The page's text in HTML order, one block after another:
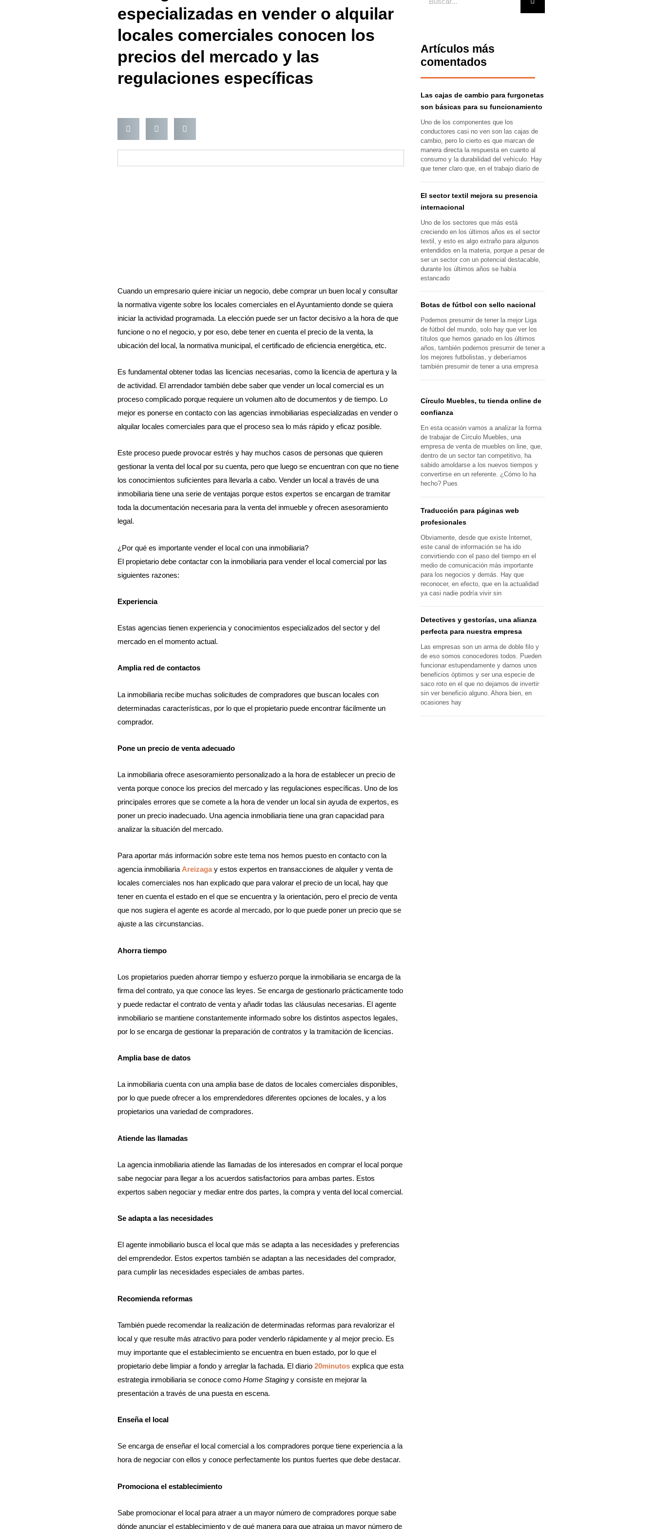
especializadas en vender o alquilar
locales comerciales conocen los
precios del mercado y las
regulaciones específicas
Cuando un empresario quiere iniciar un negocio, debe comprar un buen local y consultar
la normativa vigente sobre los locales comerciales en el Ayuntamiento donde se quiera
iniciar la actividad programada. La elección puede ser un factor decisivo a la hora de que
funcione o no el negocio, y por eso, debe tener en cuenta el precio de la venta, la
ubicación del local, la normativa municipal, el certificado de eficiencia energética, etc.
Es fundamental obtener todas las licencias necesarias, como la licencia de apertura y la
de actividad. El arrendador también debe saber que vender un local comercial es un
proceso complicado porque requiere un volumen alto de documentos y de tiempo. Lo
mejor es ponerse en contacto con las agencias inmobiliarias especializadas en vender o
alquilar locales comerciales para que el proceso sea lo más rápido y eficaz posible.
Este proceso puede provocar estrés y hay muchos casos de personas que quieren
gestionar la venta del local por su cuenta, pero que luego se encuentran con que no tiene
los conocimientos suficientes para llevarla a cabo. Vender un local a través de una
inmobiliaria tiene una serie de ventajas porque estos expertos se encargan de tramitar
toda la documentación necesaria para la venta del inmueble y ofrecen asesoramiento
legal.
¿Por qué es importante vender el local con una inmobiliaria?
El propietario debe contactar con la inmobiliaria para vender el local comercial por las
siguientes razones:
Experiencia
Estas agencias tienen experiencia y conocimientos especializados del sector y del
mercado en el momento actual.
Amplia red de contactos
La inmobiliaria recibe muchas solicitudes de compradores que buscan locales con
determinadas características, por lo que el propietario puede encontrar fácilmente un
comprador.
Pone un precio de venta adecuado
La inmobiliaria ofrece asesoramiento personalizado a la hora de establecer un precio de
venta porque conoce los precios del mercado y las regulaciones específicas. Uno de los
principales errores que se comete a la hora de vender un local sin ayuda de expertos, es
poner un precio inadecuado. Una agencia inmobiliaria tiene una gran capacidad para
analizar la situación del mercado.
Para aportar más información sobre este tema nos hemos puesto en contacto con la
agencia inmobiliaria Areizagay estos expertos en transacciones de alquiler y venta de
locales comerciales nos han explicado que para valorar el precio de un local, hay que
tener en cuenta el estado en el que se encuentra y la orientación, pero el precio de venta
que nos sugiera el agente es acorde al mercado, por lo que puede poner un precio que se
ajuste a las circunstancias.
Ahorra tiempo
Los propietarios pueden ahorrar tiempo y esfuerzo porque la inmobiliaria se encarga de la
firma del contrato, ya que conoce las leyes. Se encarga de gestionarlo prácticamente todo
y puede redactar el contrato de venta y añadir todas las cláusulas necesarias. El agente
inmobiliario se mantiene constantemente informado sobre los distintos aspectos legales,
por lo se encarga de gestionar la preparación de contratos y la tramitación de licencias.
Amplia base de datos
La inmobiliaria cuenta con una amplia base de datos de locales comerciales disponibles,
por lo que puede ofrecer a los emprendedores diferentes opciones de locales, y a los
propietarios una variedad de compradores.
Atiende las llamadas
La agencia inmobiliaria atiende las llamadas de los interesados en comprar el local porque
sabe negociar para llegar a los acuerdos satisfactorios para ambas partes. Estos
expertos saben negociar y mediar entre dos partes, la compra y venta del local comercial.
Se adapta a las necesidades
El agente inmobiliario busca el local que más se adapta a las necesidades y preferencias
del emprendedor. Estos expertos también se adaptan a las necesidades del comprador,
para cumplir las necesidades especiales de ambas partes.
Recomienda reformas
También puede recomendar la realización de determinadas reformas para revalorizar el
local y que resulte más atractivo para poder venderlo rápidamente y al mejor precio. Es
muy importante que el establecimiento se encuentra en buen estado, por lo que el
propietario debe limpiar a fondo y arreglar la fachada. El diario 20minutosexplica que esta
estrategia inmobiliaria se conoce como Home Stagingy consiste en mejorar la
presentación a través de una puesta en escena.
Enseña el local
Se encarga de enseñar el local comercial a los compradores porque tiene experiencia a la
hora de negociar con ellos y conoce perfectamente los puntos fuertes que debe destacar.
Promociona el establecimiento
Sabe promocionar el local para atraer a un mayor número de compradores porque sabe
dónde anunciar el establecimiento y de qué manera para que atraiga un mayor número de
Artículos más
comentados
Las cajas de cambio para furgonetas
son básicas para su funcionamiento
Uno de los componentes que los
conductores casi no ven son las cajas de
cambio, pero lo cierto es que marcan de
manera directa la respuesta en cuanto al
consumo y la durabilidad del vehículo. Hay
que tener claro que, en el trabajo diario de
El sector textil mejora su presencia
internacional
Uno de los sectores que más está
creciendo en los últimos años es el sector
textil, y esto es algo extraño para algunos
entendidos en la materia, porque a pesar de
ser un sector con un potencial destacable,
durante los últimos años se había
estancado
Botas de fútbol con sello nacional
Podemos presumir de tener la mejor Liga
de fútbol del mundo, solo hay que ver los
títulos que hemos ganado en los últimos
años, también podemos presumir de tener a
los mejores futbolistas, y deberíamos
también presumir de tener a una empresa
Círculo Muebles, tu tienda online de
confianza
En esta ocasión vamos a analizar la forma
de trabajar de Círculo Muebles, una
empresa de venta de muebles on line, que,
dentro de un sector tan competitivo, ha
sabido amoldarse a los nuevos tiempos y
convertirse en un referente. ¿Cómo lo ha
hecho? Pues
Traducción para páginas web
profesionales
Obviamente, desde que existe Internet,
este canal de información se ha ido
convirtiendo con el paso del tiempo en el
medio de comunicación más importante
para los negocios y demás. Hay que
reconocer, en efecto, que en la actualidad
ya casi nadie podría vivir sin
Detectives y gestorías, una alianza
perfecta para nuestra empresa
Las empresas son un arma de doble filo y
de eso somos conocedores todos. Pueden
funcionar estupendamente y darnos unos
beneficios óptimos y ser una especie de
saco roto en el que no dejamos de invertir
sin ver beneficio alguno. Ahora bien, en
ocasiones hay